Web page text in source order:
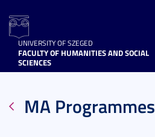
UNIVERSITY OF SZEGED
FACULTY OF HUMANITIES AND SOCIAL
SCIENCES
MA Programmes